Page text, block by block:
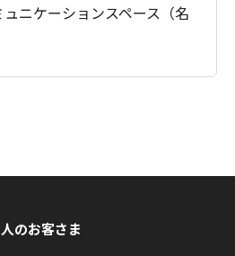
ニケーションスペース（名
のお客さま